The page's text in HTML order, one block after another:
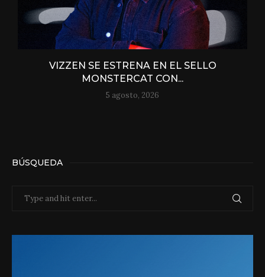
VIZZEN SE ESTRENA EN EL SELLO
MONSTERCAT CON...
5 agosto, 2026
BÚSQUEDA